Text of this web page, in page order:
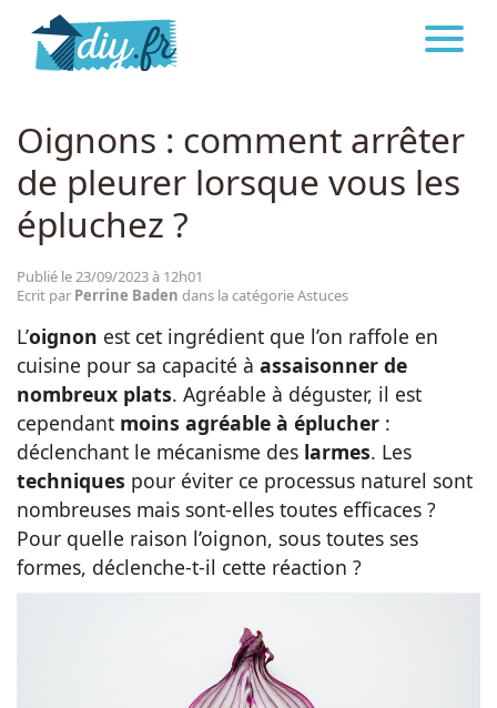
Décoration
Cuisine
Santé
Idées
DIY.FR ASTUCES
Oignons : comment arrêter
de pleurer lorsque vous les
épluchez ?
Publié le 23/09/2023 à 12h01
Ecrit par Perrine Baden dans la catégorie Astuces
L’oignon est cet ingrédient que l’on raffole en
cuisine pour sa capacité à assaisonner de
nombreux plats. Agréable à déguster, il est
cependant moins agréable à éplucher :
déclenchant le mécanisme des larmes. Les
techniques pour éviter ce processus naturel sont
nombreuses mais sont-elles toutes efficaces ?
Pour quelle raison l’oignon, sous toutes ses
formes, déclenche-t-il cette réaction ?